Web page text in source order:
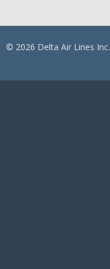
© 2026 Delta Air Lines Inc.